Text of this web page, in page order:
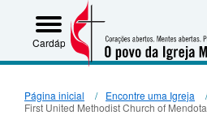
Cardápio
Página inicial
Encontre uma Igreja
First United Methodist Church of Mendota